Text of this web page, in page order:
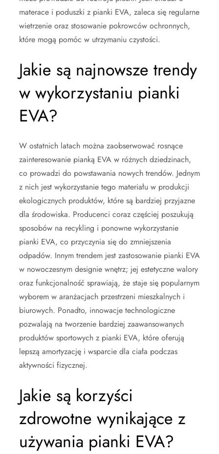
materace i poduszki z pianki EVA, zaleca się regularne
wietrzenie oraz stosowanie pokrowców ochronnych,
które mogą pomóc w utrzymaniu czystości.
Jakie są najnowsze trendy
w wykorzystaniu pianki
EVA?
W ostatnich latach można zaobserwować rosnące
zainteresowanie pianką EVA w różnych dziedzinach,
co prowadzi do powstawania nowych trendów. Jednym
z nich jest wykorzystanie tego materiału w produkcji
ekologicznych produktów, które są bardziej przyjazne
dla środowiska. Producenci coraz częściej poszukują
sposobów na recykling i ponowne wykorzystanie
pianki EVA, co przyczynia się do zmniejszenia
odpadów. Innym trendem jest zastosowanie pianki EVA
w nowoczesnym designie wnętrz; jej estetyczne walory
oraz funkcjonalność sprawiają, że staje się popularnym
wyborem w aranżacjach przestrzeni mieszkalnych i
biurowych. Ponadto, innowacje technologiczne
pozwalają na tworzenie bardziej zaawansowanych
produktów sportowych z pianki EVA, które oferują
lepszą amortyzację i wsparcie dla ciała podczas
aktywności fizycznej.
Jakie są korzyści
zdrowotne wynikające z
używania pianki EVA?